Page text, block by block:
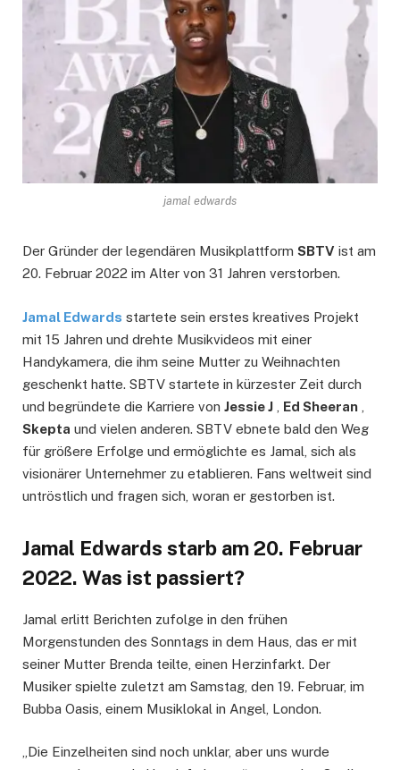
jamal edwards
Der Gründer der legendären Musikplattform SBTV ist am
20. Februar 2022 im Alter von 31 Jahren verstorben.
Jamal Edwards startete sein erstes kreatives Projekt
mit 15 Jahren und drehte Musikvideos mit einer
Handykamera, die ihm seine Mutter zu Weihnachten
geschenkt hatte. SBTV startete in kürzester Zeit durch
und begründete die Karriere von Jessie J Ed Sheeran
Skepta und vielen anderen. SBTV ebnete bald den Weg
für größere Erfolge und ermöglichte es Jamal, sich als
visionärer Unternehmer zu etablieren. Fans weltweit sind
untröstlich und fragen sich, woran er gestorben ist.
Jamal Edwards starb am 20. Februar
2022. Was ist passiert?
Jamal erlitt Berichten zufolge in den frühen
Morgenstunden des Sonntags in dem Haus, das er mit
seiner Mutter Brenda teilte, einen Herzinfarkt. Der
Musiker spielte zuletzt am Samstag, den 19. Februar, im
Bubba Oasis, einem Musiklokal in Angel, London.
„Die Einzelheiten sind noch unklar, aber uns wurde